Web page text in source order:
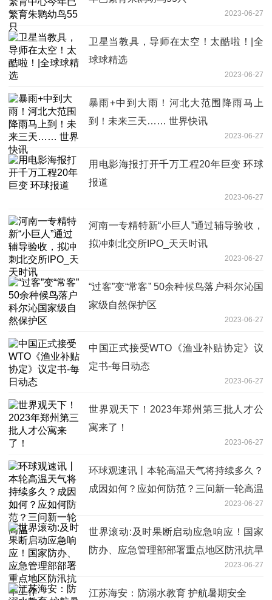
2023-06-27
卫星当教具，导师在太空！太酷啦！|全
球球精选
2023-06-27
暴雨+中到大雨！河北大范围降雨马上
到！未来三天…… 世界快讯
2023-06-27
用电影海报打开千万工程20年巨变 环球
报道
2023-06-27
河南一专精特新“小巨人”通过辅导验收，
拟冲刺北交所IPO_天天时讯
2023-06-27
“过客”变“常客” 50余种候鸟落户科尔沁国
家级自然保护区
2023-06-27
中国正式接受WTO《渔业补贴协定》议
定书-每日动态
2023-06-27
世界观天下！2023年郑州第三批人才公
寓来了！
2023-06-27
环球观速讯丨本轮高温天气将持续多久？
成因如何？应如何防范？三问新一轮高温
2023-06-27
世界滚动:及时果断启动应急响应！国家
防办、应急管理部部署重点地区防汛抗旱
2023-06-27
江苏海安：防溺水教育 护航暑期安全